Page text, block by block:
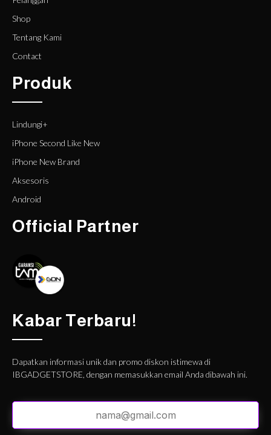
Shop
Tentang Kami
Contact
Produk
Lindungi+
iPhone Second Like New
iPhone New Brand
Aksesoris
Android
Official Partner
Kabar Terbaru!
Dapatkan informasi unik dan promo diskon istimewa di
IBGADGETSTORE, dengan memasukkan email Anda dibawah ini.